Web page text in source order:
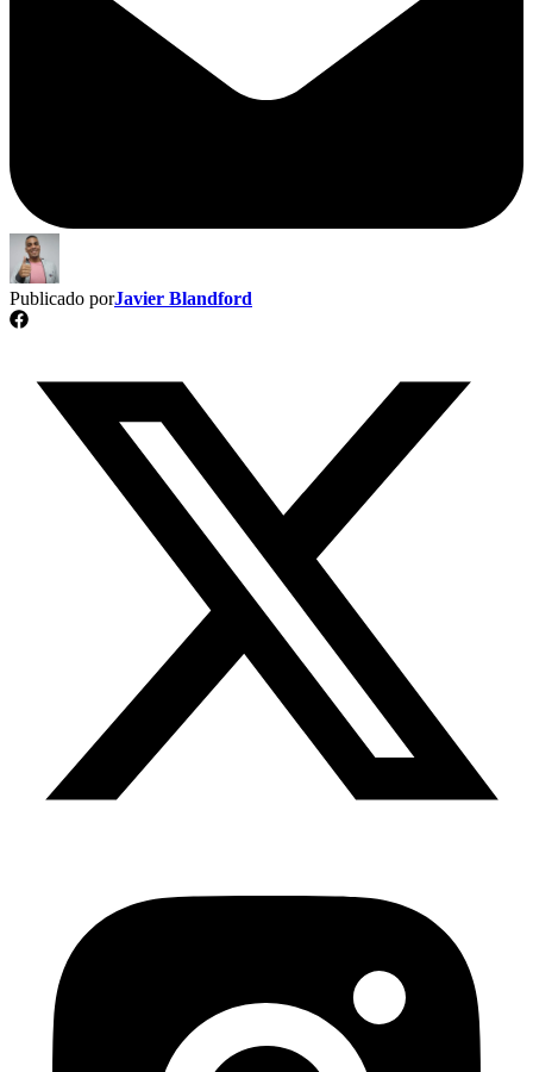
Publicado porJavier Blandford